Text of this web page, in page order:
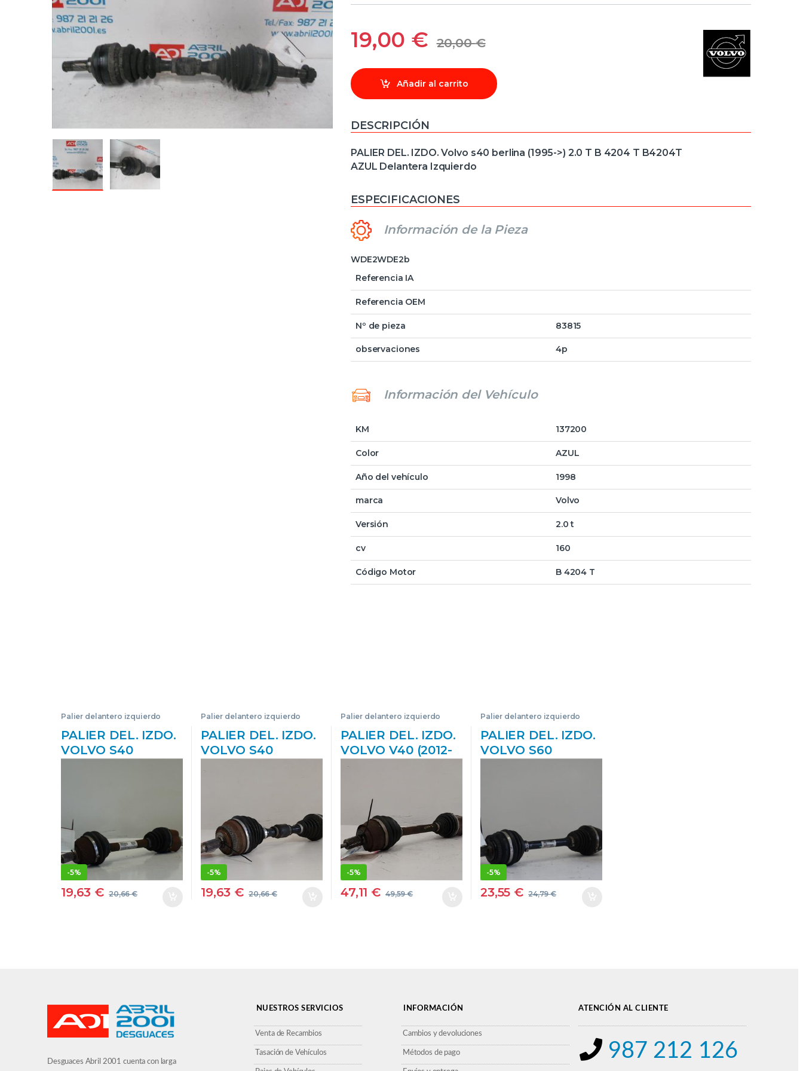
19,00 € 20,00€
Añadir al carrito
DESCRIPCIÓN
PALIER DEL. IZDO. Volvo s40 berlina (1995->) 2.0 T B 4204 T B4204T
AZUL Delantera Izquierdo
ESPECIFICACIONES
Información de la Pieza
WDE2WDE2b
Referencia IA
Referencia OEM
Nº de pieza 83815
observaciones 4p
Información del Vehículo
KM 137200
Color AZUL
Año del vehículo 1998
marca Volvo
Versión 2.0 t
cv 160
Código Motor B 4204 T
Palier delantero izquierdo
PALIER DEL. IZDO.
VOLVO S40
CAT] D4164T –
#PROV#
D4164TPROV
NEGRO
DELANTERA
IZQUIERDO
-5%
19,63 € 20,66€
Palier delantero izquierdo
PALIER DEL. IZDO.
VOLVO S40
IZQUIERDO
-5%
19,63 € 20,66€
Palier delantero izquierdo
PALIER DEL. IZDO.
VOLVO V40 (2012-
>) 1.6 BÁSICO [1,6
T – #PROV#
D4162TPROV
P31280669 BLANCO
DELANTERA
IZQUIERDO
-5%
47,11 € 49,59€
Palier delantero izquierdo
PALIER DEL. IZDO.
VOLVO S60
IZQUIERDO
-5%
23,55 € 24,79€
Desguaces Abril 2001 cuenta con larga
NUESTROS SERVICIOS
Venta de Recambios
Tasación de Vehículos
INFORMACIÓN
Cambios y devoluciones
Métodos de pago
ATENCIÓN AL CLIENTE
987 212 126